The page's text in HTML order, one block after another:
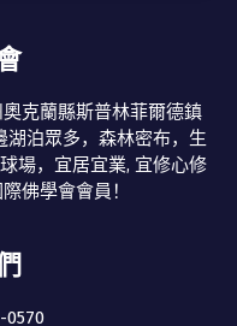
克蘭縣斯普林菲爾德鎮
湖泊眾多，森林密布，生
場，宜居宜業, 宜修心修
佛學會會員！
0570